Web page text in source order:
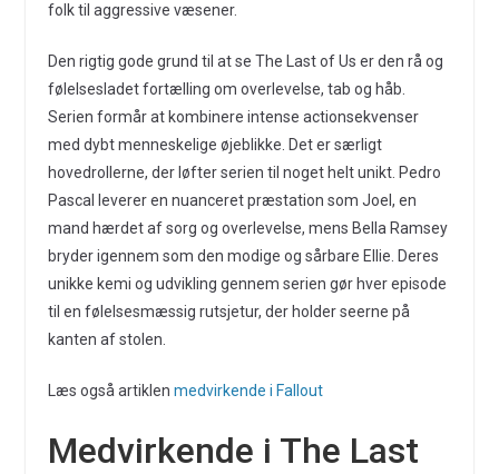
folk til aggressive væsener.
Den rigtig gode grund til at se The Last of Us er den rå og
følelsesladet fortælling om overlevelse, tab og håb.
Serien formår at kombinere intense actionsekvenser
med dybt menneskelige øjeblikke. Det er særligt
hovedrollerne, der løfter serien til noget helt unikt. Pedro
Pascal leverer en nuanceret præstation som Joel, en
mand hærdet af sorg og overlevelse, mens Bella Ramsey
bryder igennem som den modige og sårbare Ellie. Deres
unikke kemi og udvikling gennem serien gør hver episode
til en følelsesmæssig rutsjetur, der holder seerne på
kanten af stolen.
Læs også artiklen medvirkende i Fallout
Medvirkende i The Last